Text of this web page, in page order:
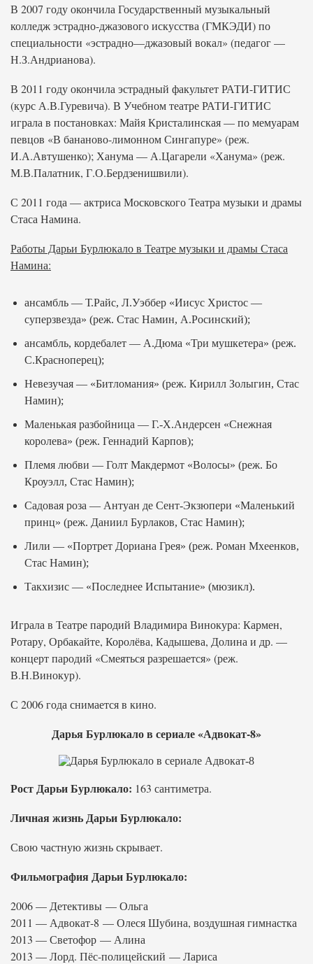
В 2007 году окончила Государственный музыкальный
колледж эстрадно-джазового искусства (ГМКЭДИ) по
специальности «эстрадно—джазовый вокал» (педагог —
Н.З.Андрианова).
В 2011 году окончила эстрадный факультет РАТИ-ГИТИС
(курс А.В.Гуревича). В Учебном театре РАТИ-ГИТИС
играла в постановках: Майя Кристалинская — по мемуарам
певцов «В бананово-лимонном Сингапуре» (реж.
И.А.Автушенко); Ханума — А.Цагарели «Ханума» (реж.
М.В.Палатник, Г.О.Бердзенишвили).
С 2011 года — актриса Московского Театра музыки и драмы
Стаса Намина.
Работы Дарьи Бурлюкало в Театре музыки и драмы Стаса
Намина:
ансамбль — Т.Райс, Л.Уэббер «Иисус Христос —
суперзвезда» (реж. Стас Намин, А.Росинский);
ансамбль, кордебалет — А.Дюма «Три мушкетера» (реж.
С.Красноперец);
Невезучая — «Битломания» (реж. Кирилл Золыгин, Стас
Намин);
Маленькая разбойница — Г.-Х.Андерсен «Снежная
королева» (реж. Геннадий Карпов);
Племя любви — Голт Макдермот «Волосы» (реж. Бо
Кроуэлл, Стас Намин);
Садовая роза — Антуан де Сент-Экзюпери «Маленький
принц» (реж. Даниил Бурлаков, Стас Намин);
Лили — «Портрет Дориана Грея» (реж. Роман Мхеенков,
Стас Намин);
Такхизис — «Последнее Испытание» (мюзикл).
Играла в Театре пародий Владимира Винокура: Кармен,
Ротару, Орбакайте, Королёва, Кадышева, Долина и др. —
концерт пародий «Смеяться разрешается» (реж.
В.Н.Винокур).
С 2006 года снимается в кино.
Дарья Бурлюкало в сериале «Адвокат-8»
Рост Дарьи Бурлюкало: 163 сантиметра.
Личная жизнь Дарьи Бурлюкало:
Свою частную жизнь скрывает.
Фильмография Дарьи Бурлюкало:
2006 — Детективы — Ольга
2011 — Адвокат-8 — Олеся Шубина, воздушная гимнастка
2013 — Светофор — Алина
2013 — Лорд. Пёс-полицейский — Лариса